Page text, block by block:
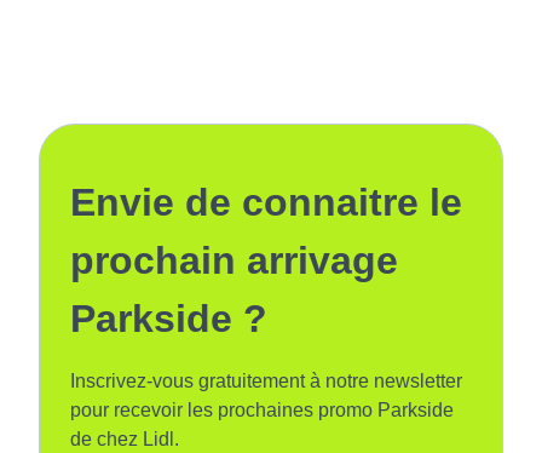
Envie de connaitre le
prochain arrivage
Parkside ?
Inscrivez-vous gratuitement à notre newsletter
pour recevoir les prochaines promo Parkside
de chez Lidl.